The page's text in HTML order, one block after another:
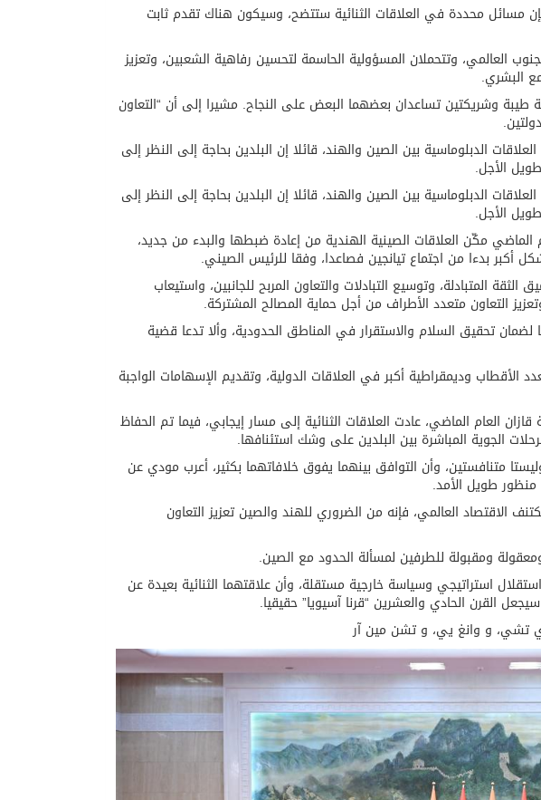
مسائل محددة في العلاقات الثنائية ستتضح، وسيكون هناك تقدم ثابت
وتتحملان المسؤولية الحاسمة لتحسين رفاهية الشعبين، وتعزيز
البشري.
وشريكتين تساعدان بعضهما البعض على النجاح. مشيرا إلى أن “التعاون
أن هذا العام يوافق الذكرى الـ75 لإقامة العلاقات الدبلوماسية بين الصين والهند، قائلا إن البلدين بحاجة إلى النظر إلى
الأجل.
أن هذا العام يوافق الذكرى الـ75 لإقامة العلاقات الدبلوماسية بين الصين والهند، قائلا إن البلدين بحاجة إلى النظر إلى
الأجل.
مكّن العلاقات الصينية الهندية من إعادة ضبطها والبدء من جديد،
أكبر بدءا من اجتماع تيانجين فصاعدا، وفقا للرئيس الصيني.
المتبادلة، وتوسيع التبادلات والتعاون المربح للجانبين، واستيعاب
التعاون متعدد الأطراف من أجل حماية المصالح المشتركة.
تحقيق السلام والاستقرار في المناطق الحدودية، وألا تدعا قضية
وديمقراطية أكبر في العلاقات الدولية، وتقديم الإسهامات الواجبة
العام الماضي، عادت العلاقات الثنائية إلى مسار إيجابي، فيما تم الحفاظ
الجوية المباشرة بين البلدين على وشك استئنافها.
متنافستين، وأن التوافق بينهما يفوق خلافاتهما بكثير، أعرب مودي عن
منظور طويل الأمد.
الاقتصاد العالمي، فإنه من الضروري للهند والصين تعزيز التعاون
ومقبولة للطرفين لمسألة الحدود مع الصين.
استراتيجي وسياسة خارجية مستقلة، وأن علاقتهما الثنائية بعيدة عن
القرن الحادي والعشرين “قرنا آسيويا” حقيقيا.
تشي، و وانغ يي، و تشن مين آر